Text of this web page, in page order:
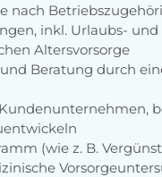
nach
inkl. Urlaubs-
Altersvorsorge
Beratung durch
(wie z. B.